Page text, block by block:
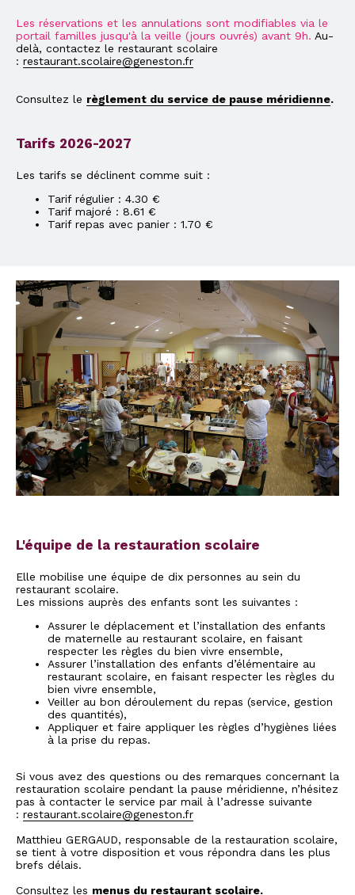
Les réservations et les annulations sont modifiables via le
portail familles jusqu'à la veille (jours ouvrés) avant 9h. Au-
delà, contactez le restaurant scolaire
: restaurant.scolaire@geneston.fr
Consultez le règlement du service de pause méridienne.
Tarifs 2026-2027
Les tarifs se déclinent comme suit :
Tarif régulier : 4.30 €
Tarif majoré : 8.61 €
Tarif repas avec panier : 1.70 €
L'équipe de la restauration scolaire
Elle mobilise une équipe de dix personnes au sein du
restaurant scolaire.
Les missions auprès des enfants sont les suivantes :
Assurer le déplacement et l’installation des enfants
de maternelle au restaurant scolaire, en faisant
respecter les règles du bien vivre ensemble,
Assurer l’installation des enfants d’élémentaire au
restaurant scolaire, en faisant respecter les règles du
bien vivre ensemble,
Veiller au bon déroulement du repas (service, gestion
des quantités),
Appliquer et faire appliquer les règles d’hygiènes liées
à la prise du repas.
Si vous avez des questions ou des remarques concernant la
restauration scolaire pendant la pause méridienne, n’hésitez
pas à contacter le service par mail à l’adresse suivante
: restaurant.scolaire@geneston.fr
Matthieu GERGAUD, responsable de la restauration scolaire,
se tient à votre disposition et vous répondra dans les plus
brefs délais.
Consultez les menus du restaurant scolaire.